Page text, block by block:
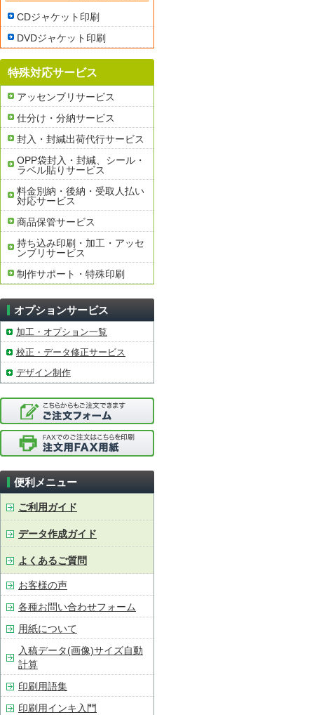
CDジャケット印刷
DVDジャケット印刷
特殊対応サービス
アッセンブリサービス
仕分け・分納サービス
封入・封緘出荷代行サービス
OPP袋封入・封緘、シール・
ラベル貼りサービス
料金別納・後納・受取人払い
対応サービス
商品保管サービス
持ち込み印刷・加工・アッセ
ンブリサービス
制作サポート・特殊印刷
オプションサービス
加工・オプション一覧
校正・データ修正サービス
デザイン制作
便利メニュー
ご利用ガイド
データ作成ガイド
よくあるご質問
お客様の声
各種お問い合わせフォーム
用紙について
入稿データ(画像)サイズ自動
計算
印刷用語集
印刷用インキ入門